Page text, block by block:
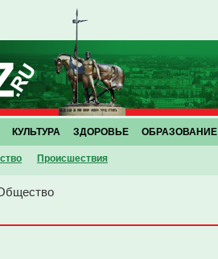
Проиcшествия
КУЛЬТУРА ЗДОРОВЬЕ ОБРАЗОВАНИЕ